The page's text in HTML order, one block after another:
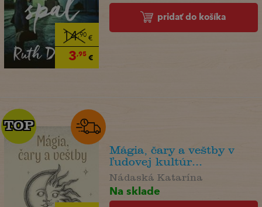
14,90€
3,95€
pridať do košíka
TOP
TOP
Mágia, čary a veštby v
ľudovej kultúr...
Nádaská Katarína
Na sklade